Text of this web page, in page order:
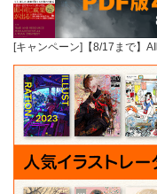
[キャンペーン]【8/17まで】